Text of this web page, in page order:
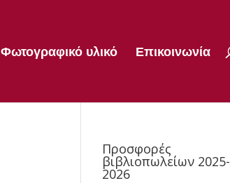
Φωτογραφικό υλικό Επικοινωνία
Προσφορές
βιβλιοπωλείων 2025-
2026